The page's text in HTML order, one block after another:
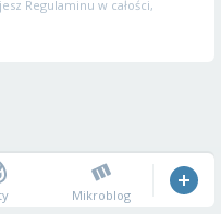
Regulaminu w całości,
Mikroblog